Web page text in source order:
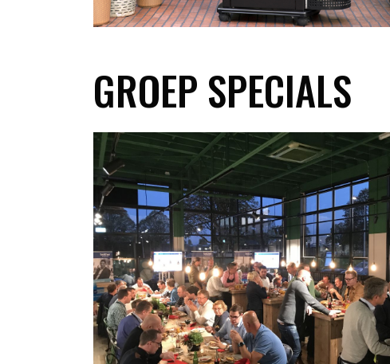
GROEP SPECIALS